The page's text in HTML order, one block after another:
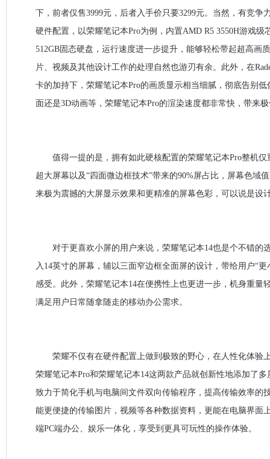
下，前者仅售3999元，后者入手价只要3299元。当然，有竞争
硬件配置，以荣耀笔记本Pro为例，内置AMD R5 3550H游戏级
512GB固态硬盘，运行速度进一步提升，能够轻松带起超高画
片、视频及其他设计工作的处理自然也游刃有余。此外，在
卡的加持下，荣耀笔记本Pro的画质显示相当细腻，彻底告别
面还是3D动画等，荣耀笔记本Pro的渲染速度都非常快，带来
值得一提的是，拥有如此硬核配置的荣耀笔记本Pro整机仅
超大屏幕以及“四面微边框技术”带来的90%屏占比，屏幕色域
来极为震撼的大屏显示效果和更精准的屏幕色彩，可以说是设
对于更喜欢小屏的用户来说，荣耀笔记本14也是个不错的
入14英寸的屏幕，辅以三面窄边框全面屏的设计，带给用户“
感受。此外，荣耀笔记本14在便携性上也更进一步，机身重量
满足用户日常随拿随走的移动办公需求。
荣耀不仅有在硬件配置上做到极致的野心，在人性化体验
荣耀笔记本Pro和荣耀笔记本14这两款产品就创新性地添加了
致力于简化手机与电脑间文件双向传输程序，提高传输效率的
能更便捷的传输图片，视频等各种数据资料，更能在电脑界面
端PC端办公、娱乐一体化，享受到更具可玩性的操作体验。